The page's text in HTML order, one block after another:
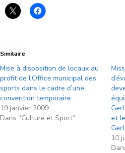
Similaire
Mise à disposition de locaux au
profit de l’Office municipal des
sports dans le cadre d’une
convention temporaire
19 janvier 2009
Dans "Culture et Sport"
et
10